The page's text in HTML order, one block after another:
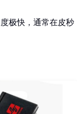
极快，通常在皮秒